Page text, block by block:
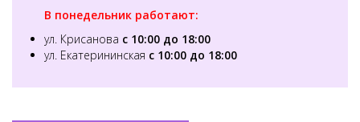
В понедельник работают:
ул. Крисанова с 10:00 до 18:00
ул. Екатерининская с 10:00 до 18:00